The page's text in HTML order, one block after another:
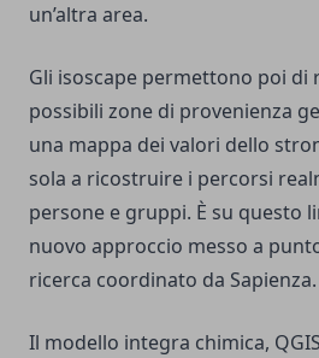
un’altra area.
Gli isoscape permettono poi di
possibili zone di provenienza
una mappa dei valori dello
sola a ricostruire i percorsi
persone e gruppi. È su questo
nuovo approccio messo a
ricerca coordinato da Sapienza.
Il modello integra chimica,